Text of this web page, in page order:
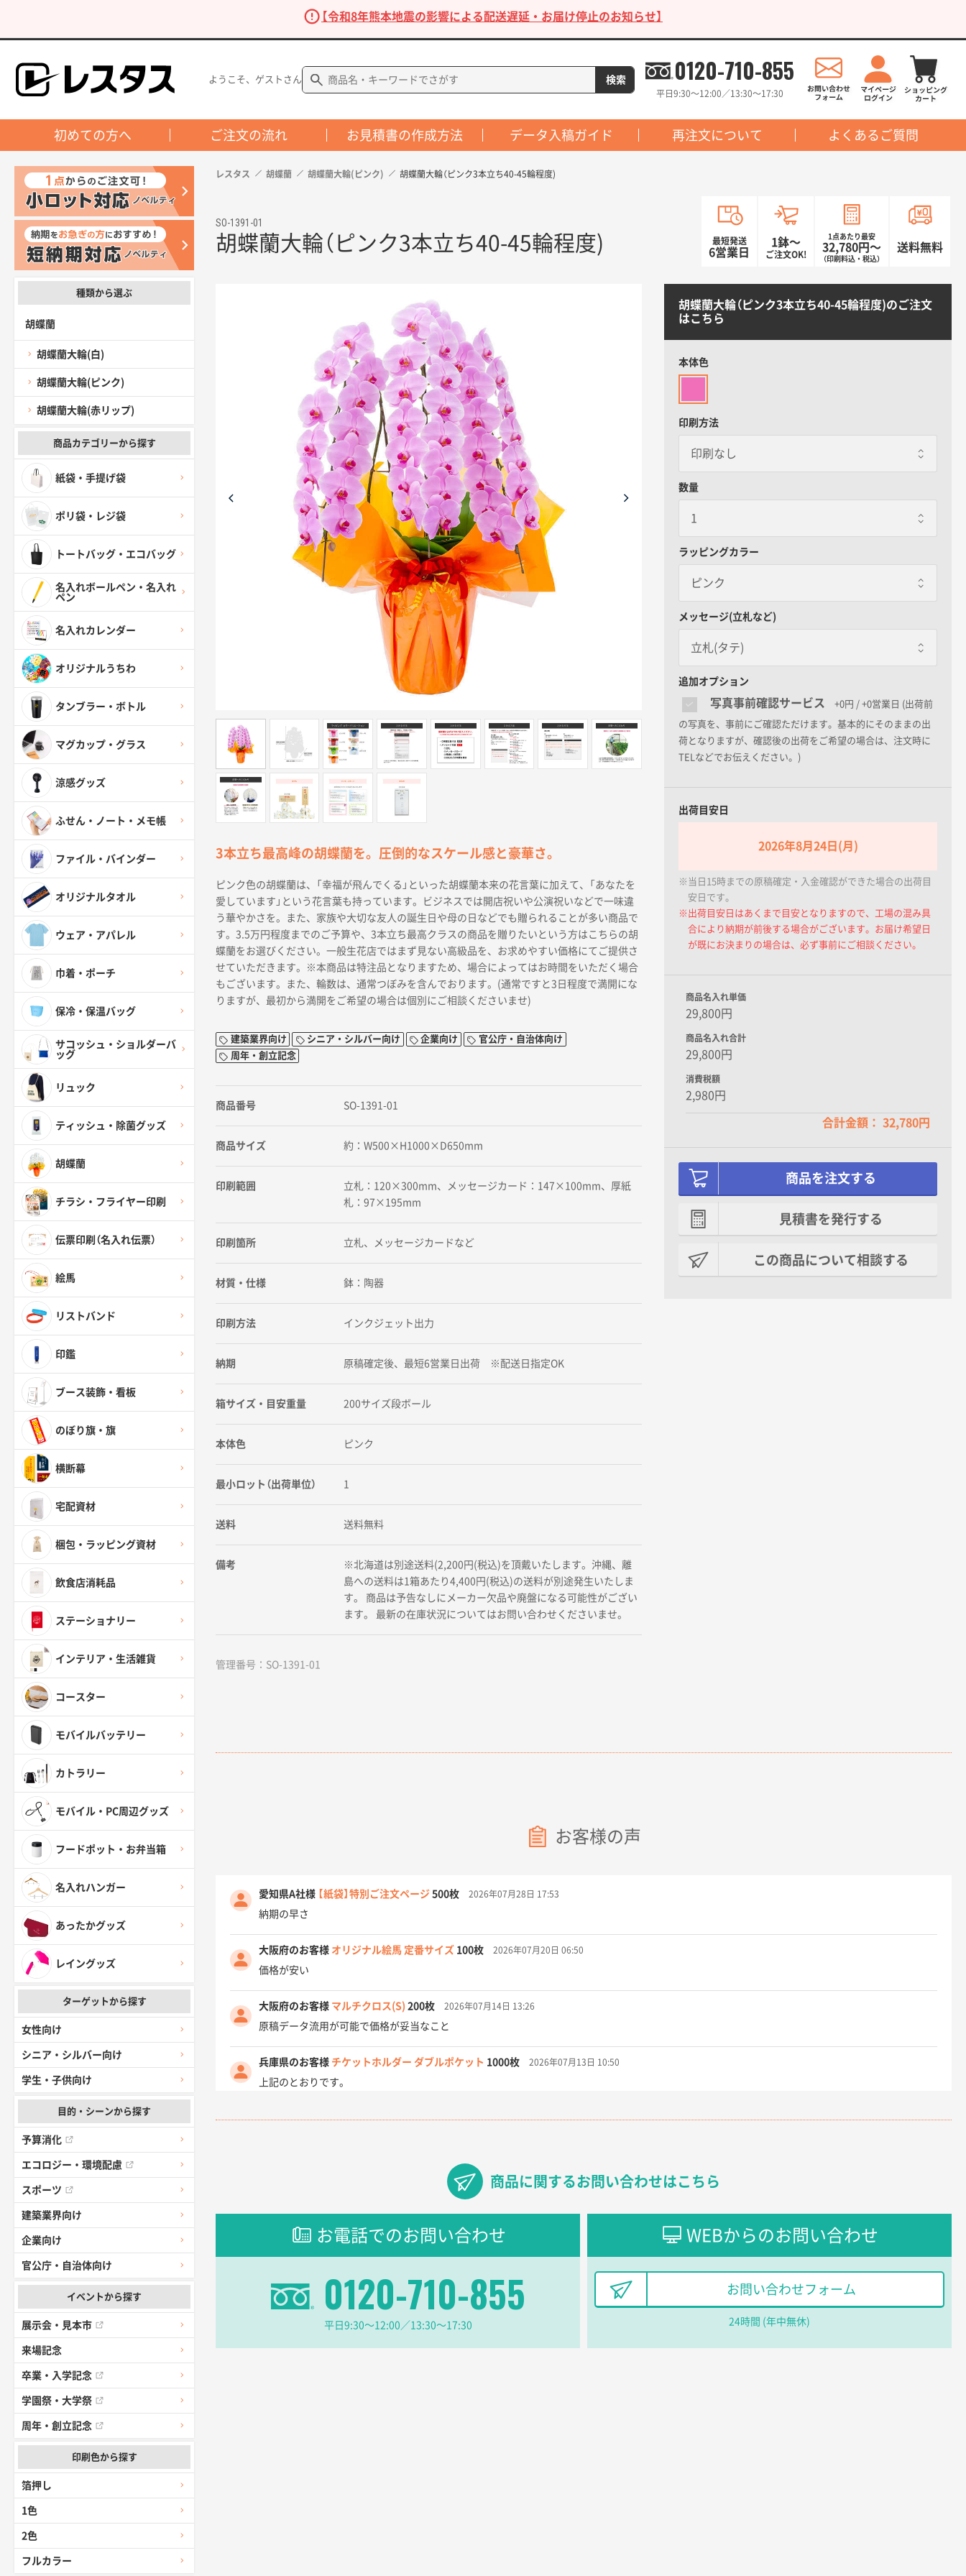
【令和8年熊本地震の影響による配送遅延・お届け停止のお知らせ】
ようこそ、ゲストさん 0120-710-855
平日9:30〜12:00／13:30〜17:30
初めての方へ ご注文の流れ お見積書の作成方法 データ入稿ガイド 再注文について よくあるご質問
種類から選ぶ
胡蝶蘭
胡蝶蘭大輪(白)
胡蝶蘭大輪(ピンク)
胡蝶蘭大輪(赤リップ)
商品カテゴリーから探す
紙袋・手提げ袋
ポリ袋・レジ袋
トートバッグ・エコバッグ
名入れボールペン・名入れ
ペン
名入れカレンダー
オリジナルうちわ
タンブラー・ボトル
マグカップ・グラス
涼感グッズ
ふせん・ノート・メモ帳
ファイル・バインダー
オリジナルタオル
ウェア・アパレル
巾着・ポーチ
保冷・保温バッグ
サコッシュ・ショルダーバ
ッグ
リュック
ティッシュ・除菌グッズ
胡蝶蘭
チラシ・フライヤー印刷
伝票印刷（名入れ伝票）
絵馬
リストバンド
印鑑
ブース装飾・看板
のぼり旗・旗
横断幕
宅配資材
梱包・ラッピング資材
飲食店消耗品
ステーショナリー
インテリア・生活雑貨
コースター
モバイルバッテリー
カトラリー
モバイル・PC周辺グッズ
フードポット・お弁当箱
名入れハンガー
あったかグッズ
レイングッズ
ターゲットから探す
女性向け
シニア・シルバー向け
学生・子供向け
目的・シーンから探す
予算消化
エコロジー・環境配慮
スポーツ
建築業界向け
企業向け
官公庁・自治体向け
イベントから探す
展示会・見本市
来場記念
卒業・入学記念
学園祭・大学祭
周年・創立記念
印刷色から探す
箔押し
1色
2色
フルカラー
レスタス 胡蝶蘭 胡蝶蘭大輪(ピンク) 胡蝶蘭大輪（ピンク3本立ち40-45輪程度)
SO-1391-01
胡蝶蘭大輪（ピンク3本立ち40-45輪程度) 最短発送
6営業日
1鉢〜
ご注文OK!
1点あたり最安
32,780円〜
（印刷料込・税込）
送料無料
胡蝶蘭大輪（ピンク3本立ち40-45輪程度)のご注文
はこちら
本体色
印刷方法
数量
ラッピングカラー
ピンク
オレンジ
お供え用
なし
メッセージ(立札など)
立札(タテ)
立札(ヨコ)
メッセージカード
厚紙札(供花用)
追加オプション
写真事前確認サービス +0円 / +0営業日 (出荷前
の写真を、事前にご確認ただけます。基本的にそのままの出
荷となりますが、確認後の出荷をご希望の場合は、注文時に
TELなどでお伝えください。)
出荷目安日
2026年8月24日(月)
※当日15時までの原稿確定・入金確認ができた場合の出荷目
安日です。
※出荷目安日はあくまで目安となりますので、工場の混み具
合により納期が前後する場合がございます。お届け希望日
が既にお決まりの場合は、必ず事前にご相談ください。
商品名入れ単価
29,800円
商品名入れ合計
29,800円
消費税額
2,980円
合計金額： 32,780円
商品を注文する
見積書を発行する
この商品について相談する
3本立ち最高峰の胡蝶蘭を。圧倒的なスケール感と豪華さ。
ピンク色の胡蝶蘭は、「幸福が飛んでくる」といった胡蝶蘭本来の花言葉に加えて、「あなたを
愛しています」という花言葉も持っています。ビジネスでは開店祝いや公演祝いなどで一味違
う華やかさを。また、家族や大切な友人の誕生日や母の日などでも贈られることが多い商品で
す。3.5万円程度までのご予算や、3本立ち最高クラスの商品を贈りたいという方はこちらの胡
蝶蘭をお選びください。一般生花店ではまず見ない高級品を、お求めやすい価格にてご提供さ
せていただきます。※本商品は特注品となりますため、場合によってはお時間をいただく場合
もございます。また、輪数は、通常つぼみを含んでおります。(通常ですと3日程度で満開にな
りますが、最初から満開をご希望の場合は個別にご相談くださいませ)
建築業界向け シニア・シルバー向け 企業向け
官公庁・自治体向け
周年・創立記念
商品番号 SO-1391-01
商品サイズ 約：W500×H1000×D650mm
印刷範囲
立札：120×300mm、メッセージカード：147×100mm、厚紙
札：97×195mm
印刷箇所 立札、メッセージカードなど
材質・仕様 鉢：陶器
印刷方法 インクジェット出力
納期 原稿確定後、最短6営業日出荷 ※配送日指定OK
箱サイズ・目安重量 200サイズ段ボール
本体色 ピンク
最小ロット（出荷単位） 1
送料 送料無料
備考
※北海道は別途送料(2,200円(税込)を頂戴いたします。沖縄、離
島への送料は1箱あたり4,400円(税込)の送料が別途発生いたしま
す。 商品は予告なしにメーカー欠品や廃盤になる可能性がござい
ます。 最新の在庫状況についてはお問い合わせくださいませ。
管理番号：SO-1391-01
お客様の声
愛知県A社様 【紙袋】特別ご注文ページ 500枚 2026年07月28日 17:53
納期の早さ
大阪府のお客様 オリジナル絵馬 定番サイズ 100枚 2026年07月20日 06:50
価格が安い
大阪府のお客様 マルチクロス(S) 200枚 2026年07月14日 13:26
原稿データ流用が可能で価格が妥当なこと
兵庫県のお客様 チケットホルダー ダブルポケット 1000枚 2026年07月13日 10:50
上記のとおりです。
愛知県I社様 【オーダー商品】特別ご注文ページ043000枚 2026年07月03日 09:23
フレキソレジ袋 Uバッグ 35号 5000枚 2026年06月28日 15:14
千葉県A社様 フレキソレジ袋 Uバッグ 35号 5000枚 2026年06月19日 09:41
大阪府のお客様 A4フルカラークリアファイル 1000枚 2026年06月11日 14:46
前回使用して良かった。
商品に関するお問い合わせはこちら
お電話でのお問い合わせ
0120-710-855
平日9:30〜12:00／13:30〜17:30
WEBからのお問い合わせ
お問い合わせフォーム
24時間 (年中無休)